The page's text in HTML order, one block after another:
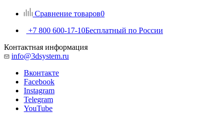
Сравнение товаров0
+7 800 600-17-10Бесплатный по России
Контактная информация
info@3dsystem.ru
Вконтакте
Facebook
Instagram
Telegram
YouTube